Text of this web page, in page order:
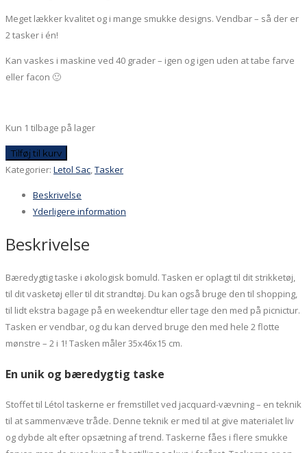
Meget lækker kvalitet og i mange smukke designs. Vendbar – så der er
2 tasker i én!
Kan vaskes i maskine ved 40 grader – igen og igen uden at tabe farve
eller facon 🙂
Kun 1 tilbage på lager
Letol
vendbar
farver,
bomuld
antal
Tilføj til kurv
Kategorier: Letol Sac Tasker
Beskrivelse
Yderligere information
Beskrivelse
Bæredygtig taske i økologisk bomuld. Tasken er oplagt til dit strikketøj,
til dit vasketøj eller til dit strandtøj. Du kan også bruge den til shopping,
til lidt ekstra bagage på en weekendtur eller tage den med på picnictur.
Tasken er vendbar, og du kan derved bruge den med hele 2 flotte
mønstre – 2 i 1! Tasken måler 35x46x15 cm.
En unik og bæredygtig taske
Stoffet til Létol taskerne er fremstillet ved jacquard-vævning – en teknik
til at sammenvæve tråde. Denne teknik er med til at give materialet liv
og dybde alt efter opsætning af trend. Taskerne fåes i flere smukke